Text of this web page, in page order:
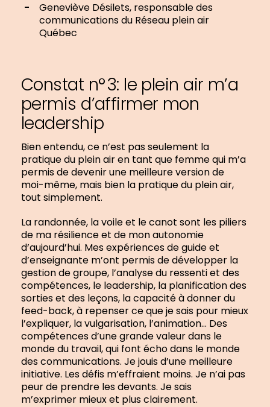
Geneviève Désilets, responsable des
communications du Réseau plein air
Québec
Constat n° 3: le plein air m’a
permis d’affirmer mon
leadership
Bien entendu, ce n’est pas seulement la
pratique du plein air en tant que femme qui m’a
permis de devenir une meilleure version de
moi-même, mais bien la pratique du plein air,
tout simplement.
La randonnée, la voile et le canot sont les piliers
de ma résilience et de mon autonomie
d’aujourd’hui. Mes expériences de guide et
d’enseignante m’ont permis de développer la
gestion de groupe, l’analyse du ressenti et des
compétences, le leadership, la planification des
sorties et des leçons, la capacité à donner du
feed-back, à repenser ce que je sais pour mieux
l’expliquer, la vulgarisation, l’animation… Des
compétences d’une grande valeur dans le
monde du travail, qui font écho dans le monde
des communications. Je jouis d’une meilleure
initiative. Les défis m’effraient moins. Je n’ai pas
peur de prendre les devants. Je sais
m’exprimer mieux et plus clairement.